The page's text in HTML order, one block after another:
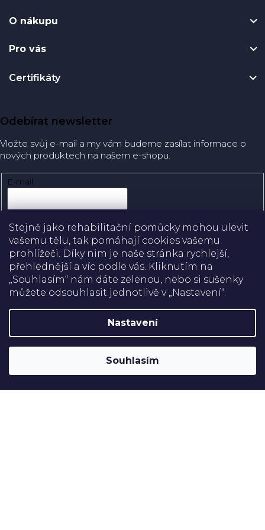
Stejně jako rehabilitační pomůcky mohou ulevit
vašemu tělu, tak pomáhají cookies vašemu
prohlížeči. Díky nim je naše stránka rychlejší,
přehlednější a víc podle vás. Kliknutím na
„Souhlasím“ nám dáte zelenou, nebo si sušenky
můžete odsouhlasit jednotlivě v „Nastavení“.
Nastavení
Souhlasím
O nákupu
Pro vás
Certifikáty
Doprava
Platba
Odebírat newsletter
Vložte svůj e-mail a my vám budeme zasílat informace o
nových produktech na našem e-shopu.
E-mail
Přihlásit se
Rehabilitační pomůcky
Upravit nastavení cookies